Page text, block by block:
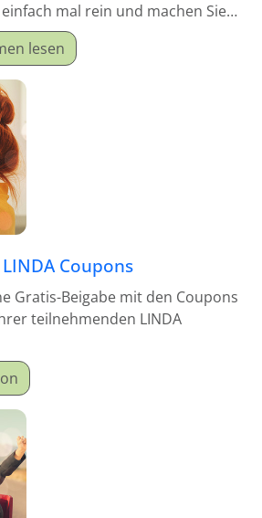
einfach mal rein und machen Sie
lesen
Coupons
Gratis-Beigabe mit den Coupons
teilnehmenden LINDA